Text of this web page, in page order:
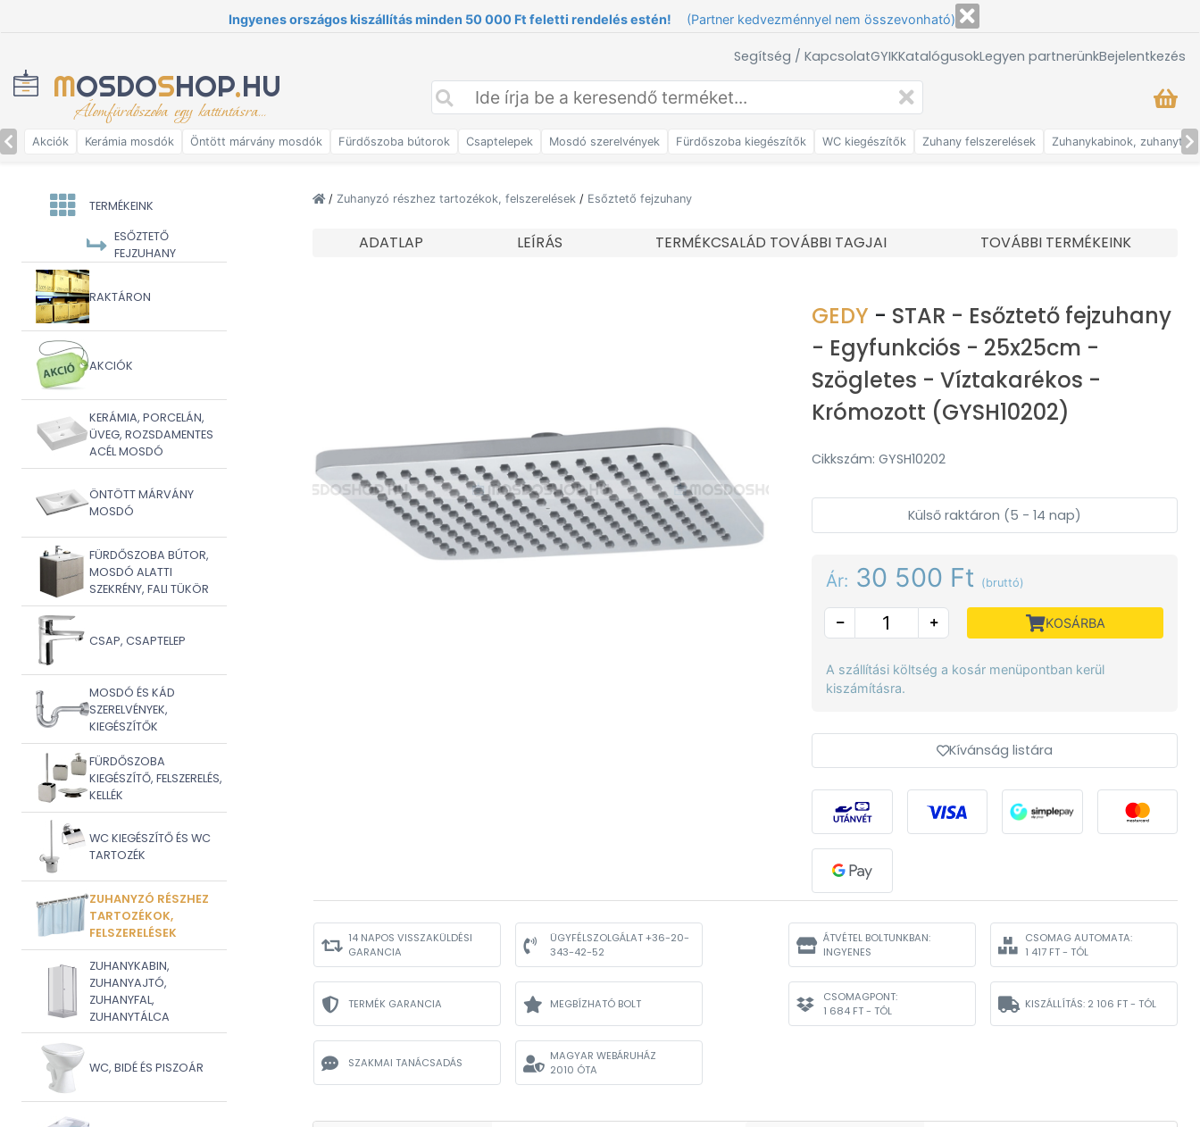
Ingyenes országos kiszállítás minden 50 000 Ft feletti rendelés estén! (Partner kedvezménnyel nem összevonható)
Segítség / KapcsolatGYIKKatalógusokLegyen partnerünkBejelentkezés
MOSDOSHOP.HU
Álomfürdőszoba egy kattintásra...
Akciók Kerámia mosdók Öntött márvány mosdók Fürdőszoba bútorok Csaptelepek Mosdó szerelvények Fürdőszoba kiegészítők WC kiegészítők Zuhany felszerelések Zuhanykabinok,
TERMÉKEINK
ESŐZTETŐ
FEJZUHANY
RAKTÁRON
AKCIÓK
KERÁMIA, PORCELÁN,
ÜVEG, ROZSDAMENTES
ACÉL MOSDÓ
ÖNTÖTT MÁRVÁNY
MOSDÓ
FÜRDŐSZOBA BÚTOR,
MOSDÓ ALATTI
SZEKRÉNY, FALI TÜKÖR
CSAP, CSAPTELEP
MOSDÓ ÉS KÁD
SZERELVÉNYEK,
KIEGÉSZÍTŐK
FÜRDŐSZOBA
KIEGÉSZÍTŐ, FELSZERELÉS,
KELLÉK
WC KIEGÉSZÍTŐ ÉS WC
TARTOZÉK
ZUHANYZÓ RÉSZHEZ
TARTOZÉKOK,
FELSZERELÉSEK
ZUHANYKABIN,
ZUHANYAJTÓ,
ZUHANYFAL,
ZUHANYTÁLCA
WC, BIDÉ ÉS PISZOÁR
/ Zuhanyzó részhez tartozékok, felszerelések / Esőztető fejzuhany
ADATLAP LEÍRÁS TERMÉKCSALÁD TOVÁBBI TAGJAI TOVÁBBI TERMÉKEINK
GEDY - STAR - Esőztető fejzuhany
- Egyfunkciós - 25x25cm -
Szögletes - Víztakarékos -
Krómozott (GYSH10202)
Cikkszám: GYSH10202
Külső raktáron (5 - 14 nap)
Ár: 30 500 Ft (bruttó)
KOSÁRBA
A szállítási költség a kosár menüpontban kerül
kiszámításra.
Kívánság listára
14 NAPOS VISSZAKÜLDÉSI
GARANCIA
ÜGYFÉLSZOLGÁLAT +36-20-
343-42-52
TERMÉK GARANCIA MEGBÍZHATÓ BOLT
SZAKMAI TANÁCSADÁS
MAGYAR WEBÁRUHÁZ
2010 ÓTA
ÁTVÉTEL BOLTUNKBAN:
INGYENES
CSOMAG AUTOMATA:
1 417 FT - TÓL
CSOMAGPONT:
1 684 FT - TÓL
KISZÁLLÍTÁS: 2 106 FT - TÓL